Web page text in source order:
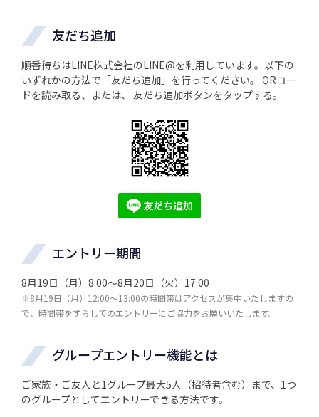
友だち追加
順番待ちはLINE株式会社のLINE@を利用しています。以下の
いずれかの方法で「友だち追加」を行ってください。 QRコー
ドを読み取る、または、 友だち追加ボタンをタップする。
エントリー期間
8月19日（月）8:00～8月20日（火）17:00
※8月19日（月）12:00～13:00の時間帯はアクセスが集中いたしますの
で、時間帯をずらしてのエントリーにご協力をお願いいたします。
グループエントリー機能とは
ご家族・ご友人と1グループ最大5人（招待者含む）まで、1つ
のグループとしてエントリーできる方法です。